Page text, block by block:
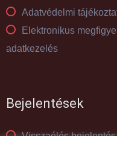
Adatvédelmi
Elektronikus
adatkezelés
Bejelentések
Visszaélés bejelentés